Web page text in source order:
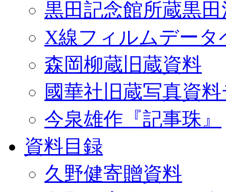
黒田記念館所蔵黒
X線フィルムデータ
森岡柳蔵旧蔵資料
國華社旧蔵写真資
今泉雄作『記事珠』
資料目録
久野健寄贈資料